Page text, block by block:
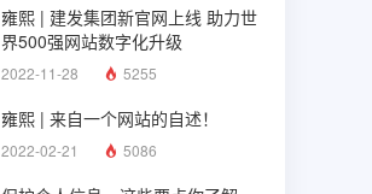
雍熙 | 建发集团新官网上线 助力世
界500强网站数字化升级
2022-11-28 5255
雍熙 | 来自一个网站的自述！
2022-02-21 5086